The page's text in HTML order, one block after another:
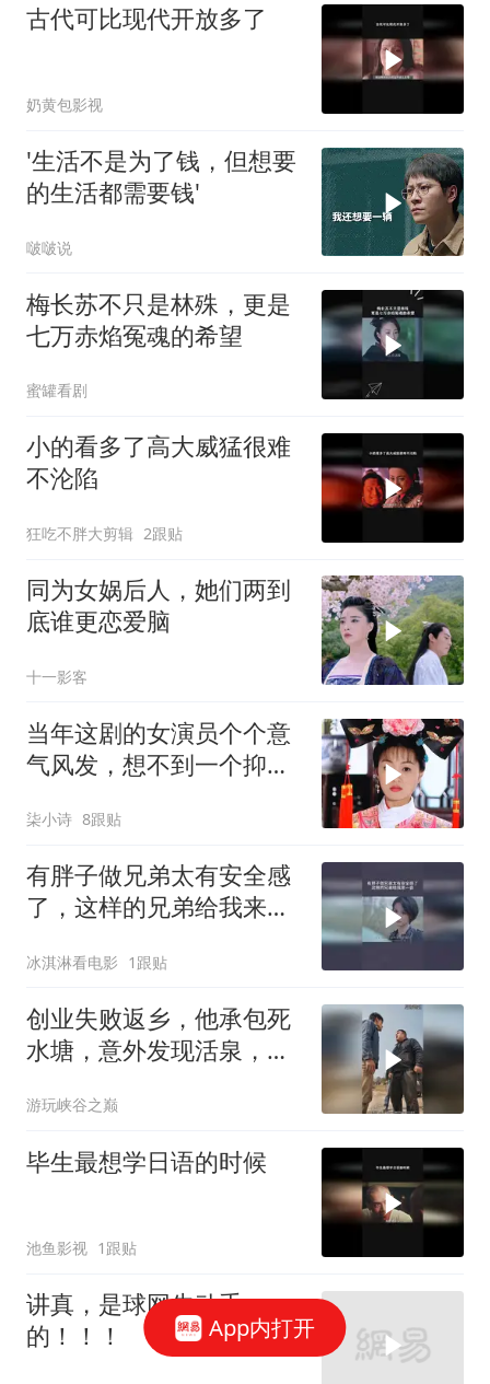
古代可比现代开放多了
奶黄包影视
'生活不是为了钱，但想要
的生活都需要钱'
啵啵说
梅长苏不只是林殊，更是
七万赤焰冤魂的希望
蜜罐看剧
小的看多了高大威猛很难
不沦陷
狂吃不胖大剪辑 2跟贴
同为女娲后人，她们两到
底谁更恋爱脑
十一影客
当年这剧的女演员个个意
气风发，想不到一个抑郁
柒小诗 8跟贴
有胖子做兄弟太有安全感
了，这样的兄弟给我来一
冰淇淋看电影 1跟贴
创业失败返乡，他承包死
水塘，意外发现活泉，养
卖
游玩峡谷之巅
毕生最想学日语的时候
池鱼影视 1跟贴
讲真，是球网先动手
的！！！
App内打开